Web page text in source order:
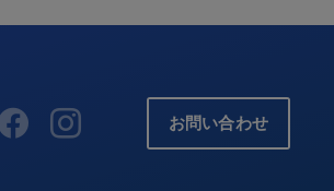
お問い合わせ